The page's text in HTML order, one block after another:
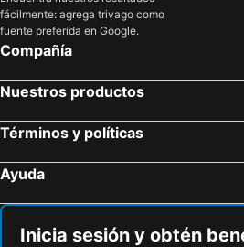
fácilmente: agrega trivago como
fuente preferida en Google.
Compañía
Nuestros productos
Términos y políticas
Ayuda
Inicia sesión y obtén